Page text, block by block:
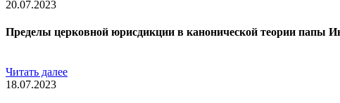
20.07.2023
Пределы церковной юрисдикции в канонической теории папы
Читать далее
18.07.2023